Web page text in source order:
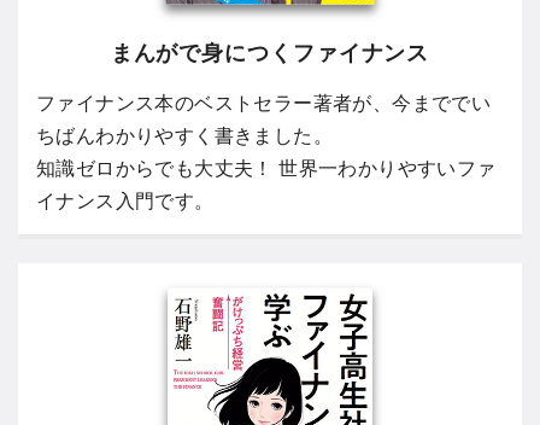
まんがで身につくファイナンス
ファイナンス本のベストセラー著者が、今まででい
ちばんわかりやすく書きました。
知識ゼロからでも大丈夫！ 世界一わかりやすいファ
イナンス入門です。